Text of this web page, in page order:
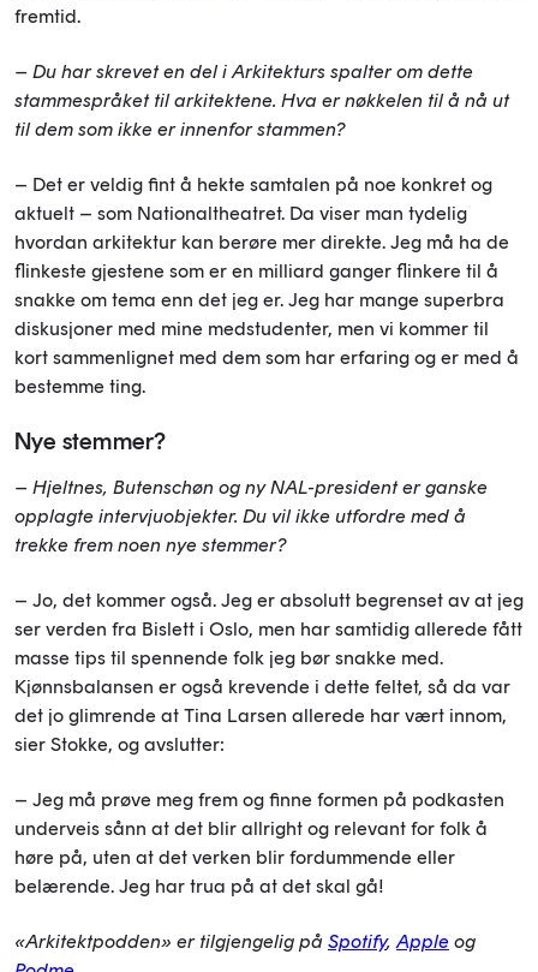
fremtid.
– Du har skrevet en del i Arkitekturs spalter om dette
stammespråket til arkitektene. Hva er nøkkelen til å nå ut
til dem som ikke er innenfor stammen?
– Det er veldig fint å hekte samtalen på noe konkret og
aktuelt – som Nationaltheatret. Da viser man tydelig
hvordan arkitektur kan berøre mer direkte. Jeg må ha de
flinkeste gjestene som er en milliard ganger flinkere til å
snakke om tema enn det jeg er. Jeg har mange superbra
diskusjoner med mine medstudenter, men vi kommer til
kort sammenlignet med dem som har erfaring og er med å
bestemme ting.
Nye stemmer?
– Hjeltnes, Butenschøn og ny NAL-president er ganske
opplagte intervjuobjekter. Du vil ikke utfordre med å
trekke frem noen nye stemmer?
– Jo, det kommer også. Jeg er absolutt begrenset av at jeg
ser verden fra Bislett i Oslo, men har samtidig allerede fått
masse tips til spennende folk jeg bør snakke med.
Kjønnsbalansen er også krevende i dette feltet, så da var
det jo glimrende at Tina Larsen allerede har vært innom,
sier Stokke, og avslutter:
– Jeg må prøve meg frem og finne formen på podkasten
underveis sånn at det blir allright og relevant for folk å
høre på, uten at det verken blir fordummende eller
belærende. Jeg har trua på at det skal gå!
«Arkitektpodden» er tilgjengelig på Spotify, Apple og